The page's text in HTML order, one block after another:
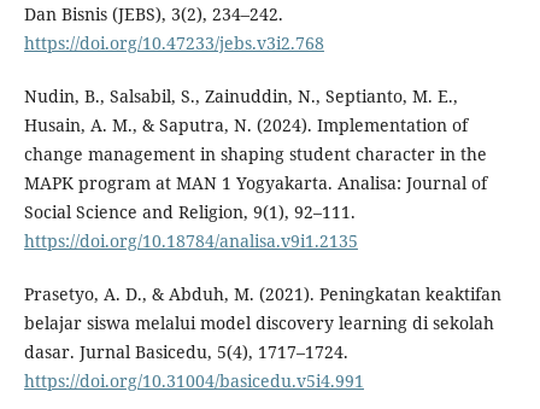
Dan Bisnis (JEBS), 3(2), 234–242.
https://doi.org/10.47233/jebs.v3i2.768
Nudin, B., Salsabil, S., Zainuddin, N., Septianto, M. E.,
Husain, A. M., & Saputra, N. (2024). Implementation of
change management in shaping student character in the
MAPK program at MAN 1 Yogyakarta. Analisa: Journal of
Social Science and Religion, 9(1), 92–111.
https://doi.org/10.18784/analisa.v9i1.2135
Prasetyo, A. D., & Abduh, M. (2021). Peningkatan keaktifan
belajar siswa melalui model discovery learning di sekolah
dasar. Jurnal Basicedu, 5(4), 1717–1724.
https://doi.org/10.31004/basicedu.v5i4.991